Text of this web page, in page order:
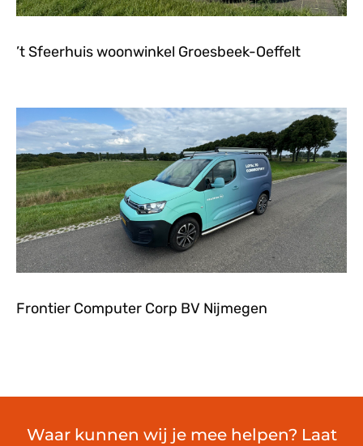
’t Sfeerhuis woonwinkel Groesbeek-Oeffelt
Frontier Computer Corp BV Nijmegen
Waar kunnen wij je mee helpen? Laat